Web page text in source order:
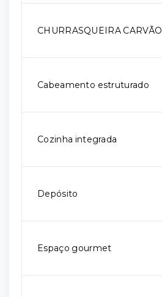
CHURRASQUEIRA CARVÃO
Cabeamento estruturado
Cozinha integrada
Depósito
Espaço gourmet